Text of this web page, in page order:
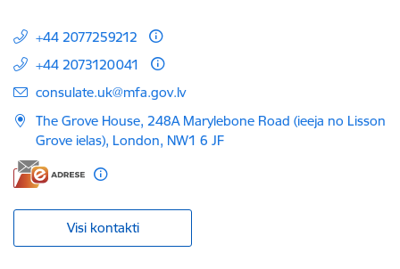
+44 2077259212
+44 2073120041
E-pasts:
consulate.uk@mfa.gov.lv
The Grove House, 248A Marylebone Road (ieeja no Lisson
Grove ielas), London, NW1 6 JF
Visi kontakti